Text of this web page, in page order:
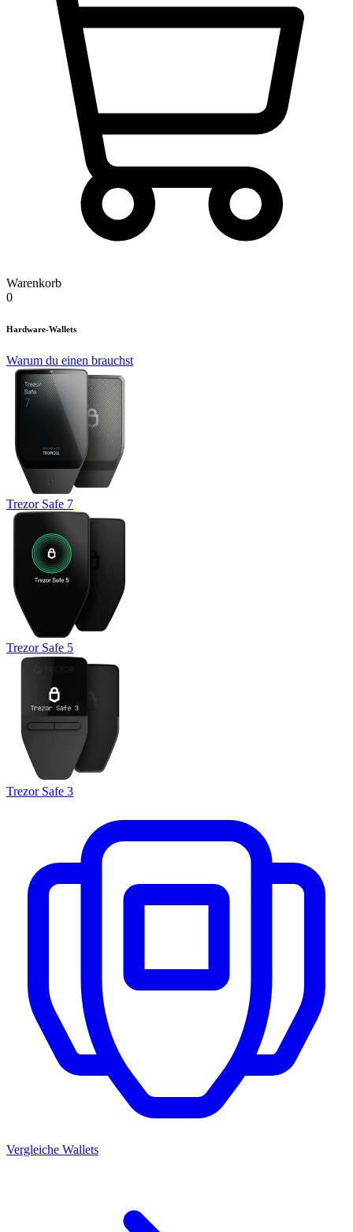
Warenkorb
0
Hardware-Wallets
Warum du einen brauchst
Trezor Safe 7
Trezor Safe 5
Trezor Safe 3
Vergleiche Wallets